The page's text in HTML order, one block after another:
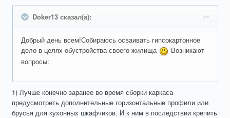
Doker13 сказал(а):
Добрый день всем!Собираюсь осваивать гипсокартонное
дело в целях обустройства своего жилища
Возникают
вопросы:
1) Лучше конечно заранее во время сборки каркаса
предусмотреть дополнительные горизонтальные профили или
брусья для кухонных шкафчиков. И к ним в последствии крепить